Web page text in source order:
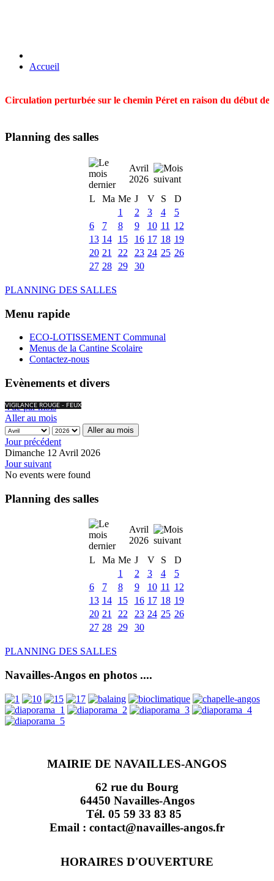
Accueil
Circulation perturbée sur le chemin Péret en raison du début
Planning des salles
Avril
2026
L
Ma Me J V S
D
1
2 3 4
5
6
7 8 9 10 11
12
13 14 15 16 17 18 19
20 21 22 23 24 25 26
27 28 29 30
PLANNING DES SALLES
Menu rapide
ECO-LOTISSEMENT Communal
Menus de la Cantine Scolaire
Contactez-nous
Evènements et divers
VIGILANCE ROUGE - FEUX
Vue par mois
Aller au mois
Aller au mois
Jour précédent
Dimanche 12 Avril 2026
Jour suivant
No events were found
Planning des salles
Avril
2026
L
Ma Me J V S
D
1
2 3 4
5
6
7 8 9 10 11
12
13 14 15 16 17 18 19
20 21 22 23 24 25 26
27 28 29 30
PLANNING DES SALLES
Navailles-Angos en photos ....
MAIRIE DE NAVAILLES-ANGOS
62 rue du Bourg
64450 Navailles-Angos
Tél. 05 59 33 83 85
Email : contact@navailles-angos.fr
HORAIRES D'OUVERTURE